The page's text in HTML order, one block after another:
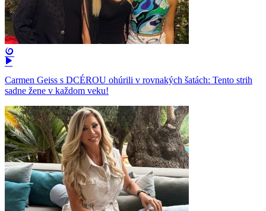
Carmen Geiss s DCÉROU ohúrili v rovnakých šatách: Tento strih
sadne žene v každom veku!